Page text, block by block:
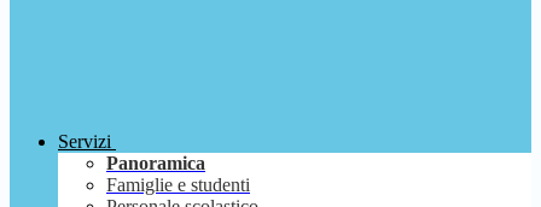
Servizi
Panoramica
Famiglie e studenti